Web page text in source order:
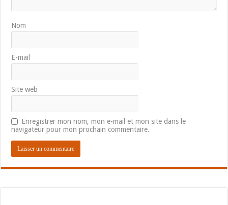
Nom
E-mail
Site web
Enregistrer mon nom, mon e-mail et mon site dans le
navigateur pour mon prochain commentaire.